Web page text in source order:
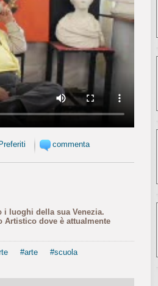
Preferiti commenta
i luoghi della sua Venezia.
Artistico dove è attualmente
#arte
#scuola